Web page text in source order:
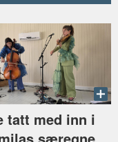
tatt med inn i
særegne